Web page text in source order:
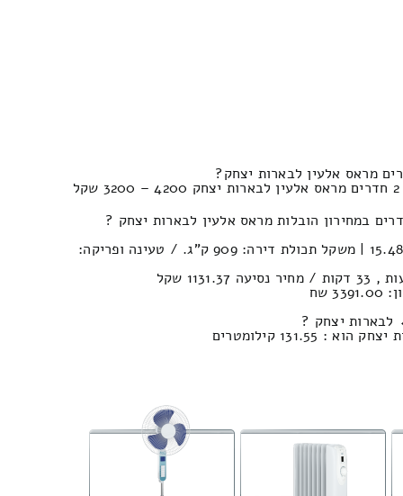
נפח חפצים במשאית : 15.48м³ | משקל תכולת דירה: 909 ק”ג. / טעינה ופריקה:
שח
לבארות יצחק ?
קילומטרים